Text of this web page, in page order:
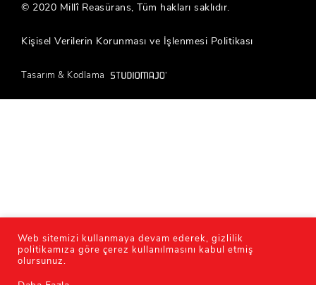
© 2020 Millî Reasürans, Tüm hakları saklıdır.
Kişisel Verilerin Korunması ve İşlenmesi Politikası
Tasarım & Kodlama ®
Web sitemizi kullanmaya devam ederek, gizlilik
politikamıza göre çerez kullanılmasını kabul etmiş
olursunuz.